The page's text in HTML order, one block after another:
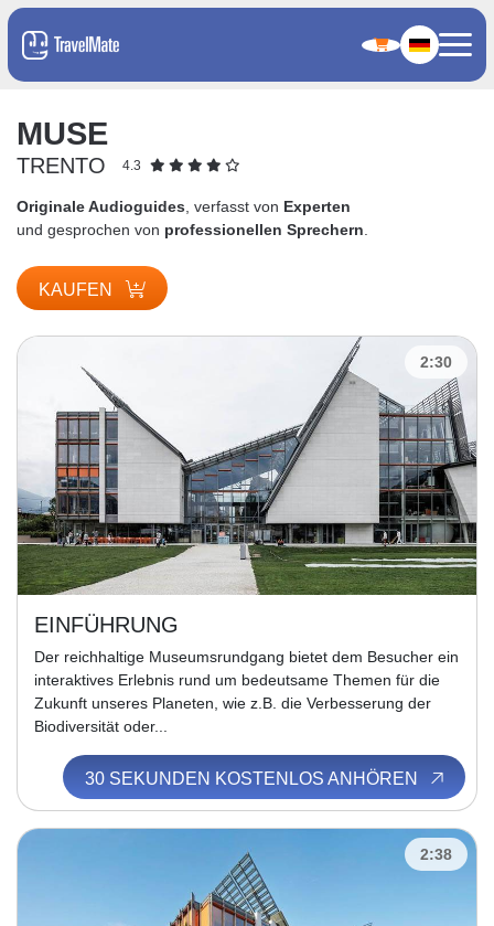
MUSE
TRENTO 4.3
Originale Audioguides , verfasst von Experten
und gesprochen von professionellen Sprechern
KAUFEN
2:30
EINFÜHRUNG
Der reichhaltige Museumsrundgang bietet dem Besucher ein
interaktives Erlebnis rund um bedeutsame Themen für die
Zukunft unseres Planeten, wie z.B. die Verbesserung der
Biodiversität oder...
30 SEKUNDEN KOSTENLOS ANHÖREN
2:38